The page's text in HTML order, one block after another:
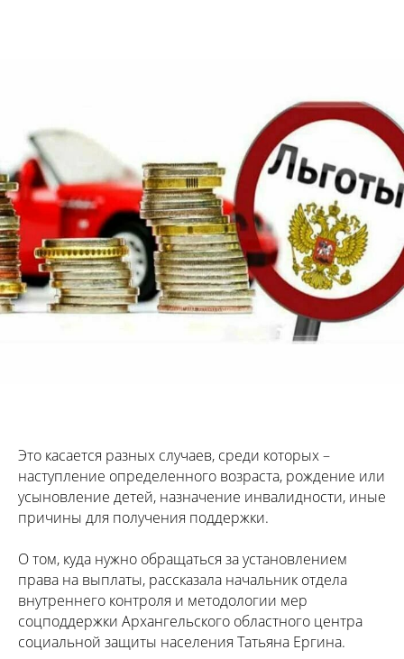
Это касается разных случаев, среди которых –
наступление определенного возраста, рождение или
усыновление детей, назначение инвалидности, иные
причины для получения поддержки.
О том, куда нужно обращаться за установлением
права на выплаты, рассказала начальник отдела
внутреннего контроля и методологии мер
соцподдержки Архангельского областного центра
социальной защиты населения Татьяна Ергина.